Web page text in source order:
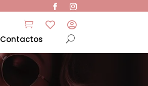
  
Contactos